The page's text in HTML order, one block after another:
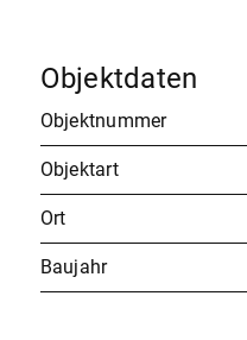
Objektdaten
Objektnummer
Objektart
Ort
Baujahr